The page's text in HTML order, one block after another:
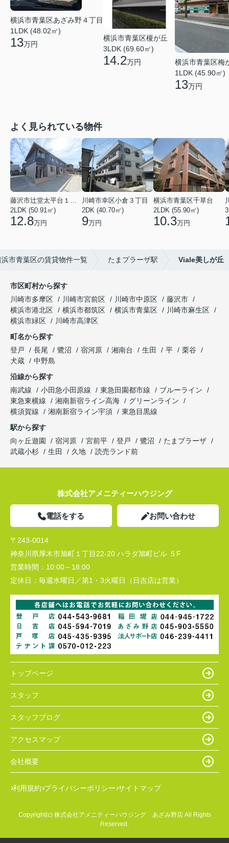
横浜市青葉区あざみ野４丁目
1LDK (48.02㎡)
13万円
横浜市青葉区榎が丘
3LDK (69.60㎡)
14.2万円
横浜市青葉区梅
1LDK (45.90㎡)
13万円
よく見られている物件
2LDK (50.91㎡)
12.8万円
川崎市幸区小倉３丁目
2DK (40.70㎡)
9万円
横浜市青葉区千草台
2LDK (55.90㎡)
10.3万円
浜市青葉区の賃貸物件一覧 たまプラーザ駅 Viale美しが丘
市区町村から探す
川崎市多摩区
川崎市宮前区 川崎市中原区
藤沢市
横浜市港北区
横浜市都筑区 横浜市青葉区
川崎市麻生区
横浜市緑区
川崎市高津区
町名から探す
登戸
長尾 鷺沼 宿河原 湘南台 生田 平
栗谷
犬蔵
中野島
沿線から探す
南武線
小田急小田原線 東急田園都市線
ブルーライン
東急東横線
湘南新宿ライン高海
グリーンライン
横須賀線
湘南新宿ライン宇須
東急目黒線
駅から探す
向ヶ丘遊園
宿河原 宮前平 登戸 鷺沼
たまプラーザ
武蔵小杉
生田 久地 読売ランド前
株式会社アメニティーハウジング
電話をする お問い合わせ
〒243-0014
神奈川県厚木市旭町１丁目22-20 ハラダ旭町ビル ５F
営業時間： 10:00～18:00
定休日： 毎週水曜日／第1・3火曜日（日吉店は営業）
トップページ
スタッフ
スタッフブログ
アクセスマップ
会社概要
利用規約 プライバシーポリシー サイトマップ
Copyright(c) 株式会社アメニティーハウジング あざみ野店 All Rights
Reserved.